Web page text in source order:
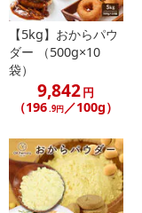
【5kg】おからパウ
ダー （500g×10
袋）
9,842円
（196.9円 ／100g）